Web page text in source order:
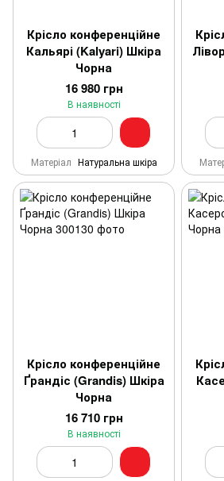
Крісло конференційне
Кальярі (Kalyari) Шкіра
Чорна
16 980 грн
В наявності
Матеріал Натуральна шкіра
Крісло конференційне
Ґрандіс (Grandis) Шкіра
Чорна
16 710 грн
В наявності